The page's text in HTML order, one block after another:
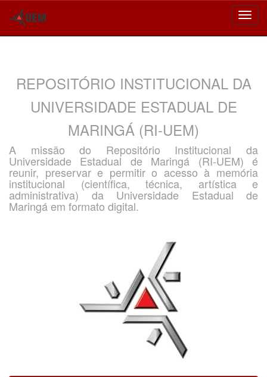
REPOSITÓRIO INSTITUCIONAL DA
UNIVERSIDADE ESTADUAL DE
MARINGÁ (RI-UEM)
A missão do Repositório Institucional da
Universidade Estadual de Maringá (RI-UEM) é
reunir, preservar e permitir o acesso à memória
institucional (científica, técnica, artística e
administrativa) da Universidade Estadual de
Maringá em formato digital.